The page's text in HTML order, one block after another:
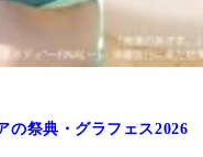
祭典・グラフェス2026